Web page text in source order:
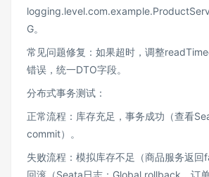
G。
常见问题修复：如果超时，调整
错误，统一DTO字段。
分布式事务测试：
正常流程：库存充足，事务成功（查看
commit）。
失败流程：模拟库存不足（商品服务返回
回滚（Seata日志：Global rollback，订单